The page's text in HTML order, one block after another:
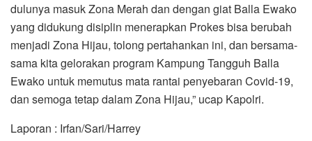
dulunya masuk Zona Merah dan dengan giat Balla Ewako
yang didukung disiplin menerapkan Prokes bisa berubah
menjadi Zona Hijau, tolong pertahankan ini, dan bersama-
sama kita gelorakan program Kampung Tangguh Balla
Ewako untuk memutus mata rantai penyebaran Covid-19,
dan semoga tetap dalam Zona Hijau,” ucap Kapolri.
Laporan : Irfan/Sari/Harrey